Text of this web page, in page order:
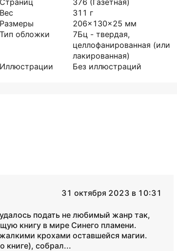
Страниц
376 (Газетная)
Вес
311 г
Размеры
206x130x25 мм
Тип обложки
7Бц - твердая,
целлофанированная (или
лакированная)
Иллюстрации
Без иллюстраций
31 октября 2023 в 10:31
подать не любимый жанр так,
книгу в мире Синего пламени.
крохами оставшейся магии.
книге), собрал...